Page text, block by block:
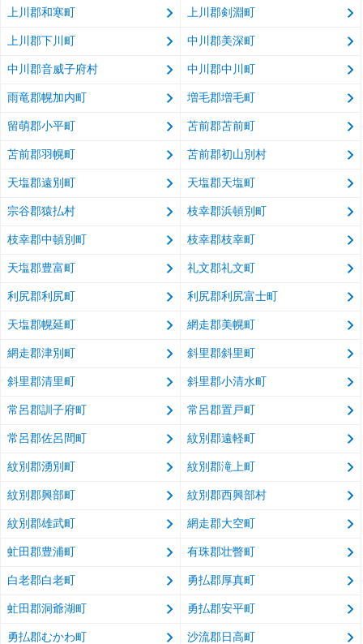
上川郡和寒町 上川郡剣淵町
上川郡下川町 中川郡美深町
中川郡音威子府村 中川郡中川町
雨竜郡幌加内町 増毛郡増毛町
留萌郡小平町 苫前郡苫前町
苫前郡羽幌町 苫前郡初山別村
天塩郡遠別町 天塩郡天塩町
宗谷郡猿払村 枝幸郡浜頓別町
枝幸郡中頓別町 枝幸郡枝幸町
天塩郡豊富町 礼文郡礼文町
利尻郡利尻町 利尻郡利尻富士町
天塩郡幌延町 網走郡美幌町
網走郡津別町 斜里郡斜里町
斜里郡清里町 斜里郡小清水町
常呂郡訓子府町 常呂郡置戸町
常呂郡佐呂間町 紋別郡遠軽町
紋別郡湧別町 紋別郡滝上町
紋別郡興部町 紋別郡西興部村
紋別郡雄武町 網走郡大空町
虻田郡豊浦町 有珠郡壮瞥町
白老郡白老町 勇払郡厚真町
虻田郡洞爺湖町 勇払郡安平町
勇払郡むかわ町 沙流郡日高町